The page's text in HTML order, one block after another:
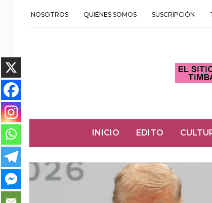
NOSOTROS QUIÉNES SOMOS SUSCRIPCIÓN
INICIO EDITO